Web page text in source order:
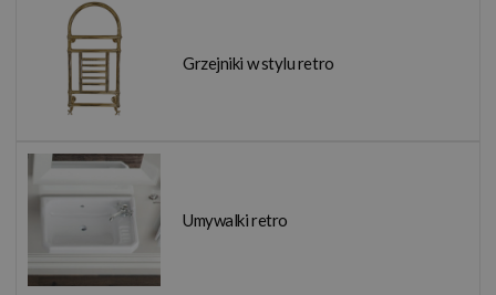
Grzejniki w stylu retro
Umywalki retro